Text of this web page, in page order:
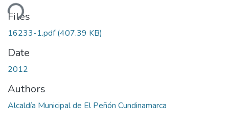
Files
16233-1.pdf(407.39 KB)
Date
2012
Authors
Alcaldía Municipal de El Peñón Cundinamarca